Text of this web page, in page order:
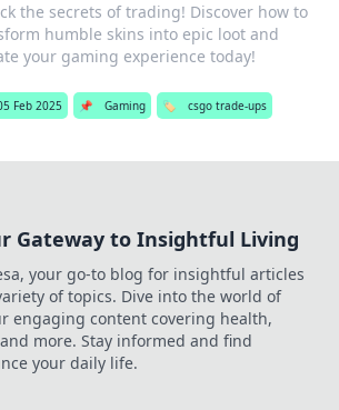
the secrets of trading! Discover how to
humble skins into epic loot and
your gaming experience today!
Feb 2025 📌 Gaming 🏷️ csgo trade-ups
Gateway to Insightful Living
your go-to blog for insightful articles
of topics. Dive into the world of
engaging content covering health,
more. Stay informed and find
your daily life.